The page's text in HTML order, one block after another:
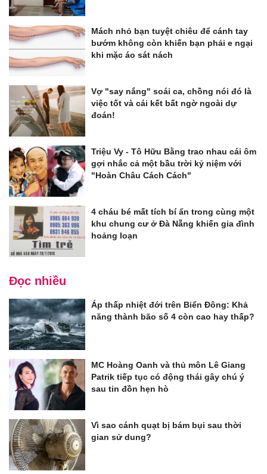
Mách nhỏ bạn tuyệt chiêu để cánh tay
bướm không còn khiến bạn phải e ngại
khi mặc áo sát nách
Vợ "say nắng" soái ca, chồng nói đó là
việc tốt và cái kết bất ngờ ngoài dự
đoán!
Triệu Vy - Tô Hữu Bằng trao nhau cái ôm
gợi nhắc cả một bầu trời kỷ niệm với
"Hoàn Châu Cách Cách"
4 cháu bé mất tích bí ẩn trong cùng một
khu chung cư ở Đà Nẵng khiến gia đình
hoảng loạn
Đọc nhiều
Áp thấp nhiệt đới trên Biển Đông: Khả
năng thành bão số 4 còn cao hay thấp?
MC Hoàng Oanh và thủ môn Lê Giang
Patrik tiếp tục có động thái gây chú ý
sau tin đồn hẹn hò
Vì sao cánh quạt bị bám bụi sau thời
gian sử dung?